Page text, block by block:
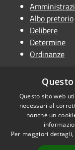
Albo pretorio
Delibere
Determine
Ordinanze
RSS
Accessibilità
Cookie
Questo sito web
necessari al
nonché un
Per maggiori